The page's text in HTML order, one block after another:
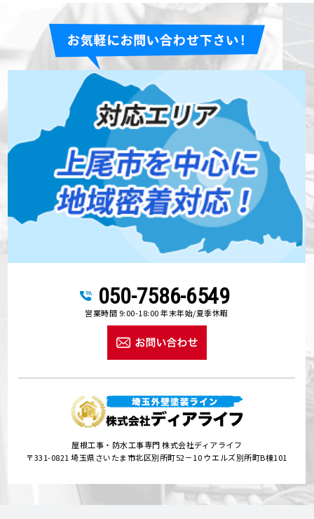
050-7586-6549
営業時間 9:00-18:00 年末年始/夏季休暇
屋根工事・防水工事専門 株式会社ディアライフ
〒331-0821 埼玉県さいたま市北区別所町52－10 ウエルズ別所町B棟101